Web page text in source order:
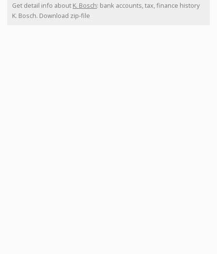
Get detail info about K. Bosch: bank accounts, tax, finance history
K. Bosch. Download zip-file